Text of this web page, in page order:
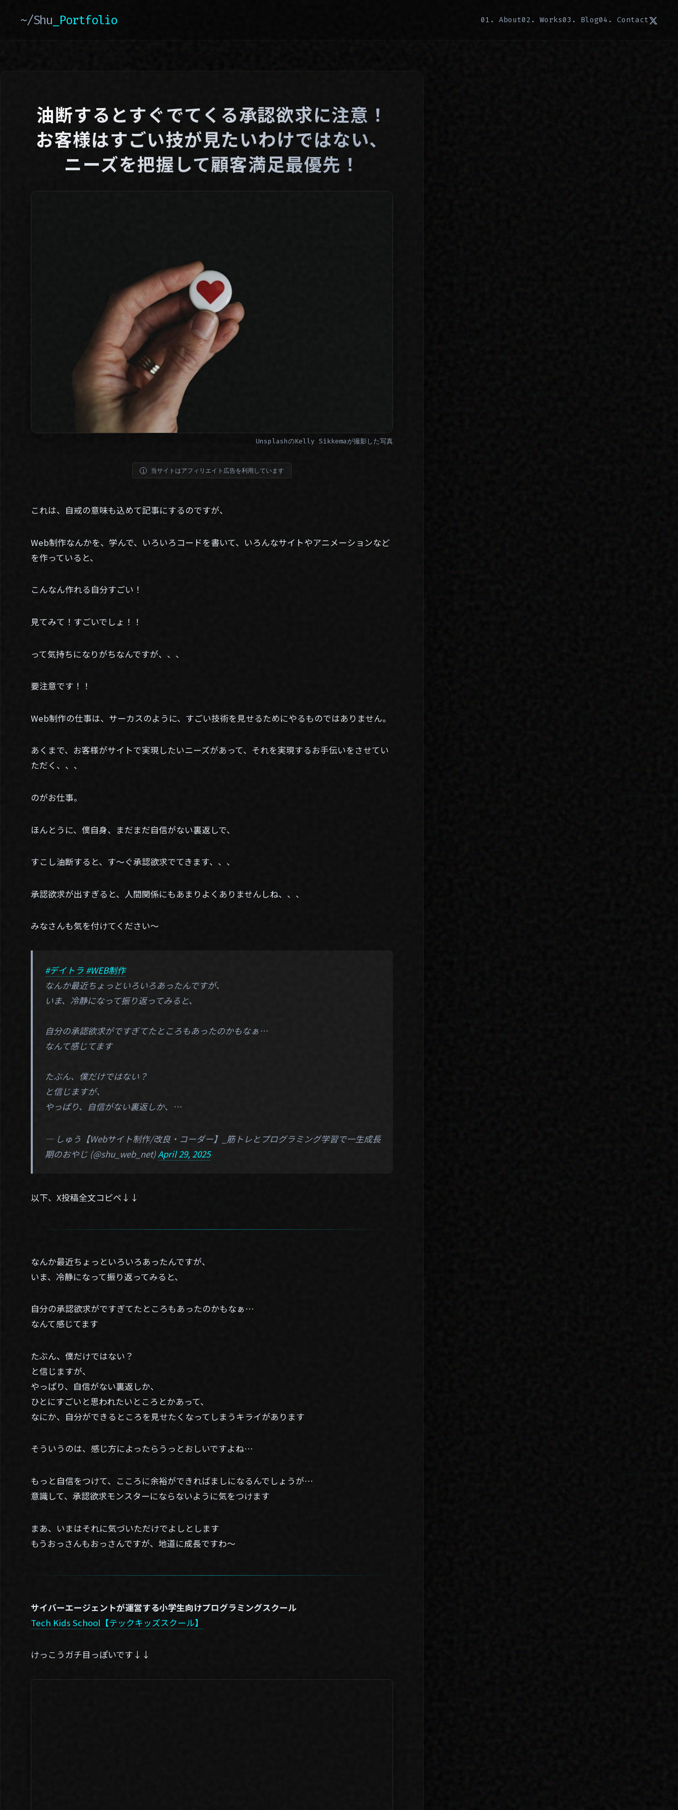
~/Shu _Portfolio 01. About02. Works03. Blog04. Contact
03. Blog
油断するとすぐでてくる承認欲求に注意！
お客様はすごい技が見たいわけではない、
ニーズを把握して顧客満足最優先！
UnsplashのKelly Sikkemaが撮影した写真
当サイトはアフィリエイト広告を利用しています
これは、自戒の意味も込めて記事にするのですが、
Web制作なんかを、学んで、いろいろコードを書いて、いろんなサイトやアニメーションなど
を作っていると、
こんなん作れる自分すごい！
見てみて！すごいでしょ！！
って気持ちになりがちなんですが、、、
要注意です！！
Web制作の仕事は、サーカスのように、すごい技術を見せるためにやるものではありません。
あくまで、お客様がサイトで実現したいニーズがあって、それを実現するお手伝いをさせてい
ただく、、、
のがお仕事。
ほんとうに、僕自身、まだまだ自信がない裏返しで、
すこし油断すると、す～ぐ承認欲求でてきます、、、
承認欲求が出すぎると、人間関係にもあまりよくありませんしね、、、
みなさんも気を付けてください～
#デイトラ #WEB制作
なんか最近ちょっといろいろあったんですが、
いま、冷静になって振り返ってみると、
自分の承認欲求がですぎてたところもあったのかもなぁ…
なんて感じてます
たぶん、僕だけではない？
と信じますが、
やっぱり、自信がない裏返しか、…
— しゅう【Webサイト制作/改良・コーダー】_筋トレとプログラミング学習で一生成長
期のおやじ (@shu_web_net)April 29, 2025
以下、X投稿全文コピペ↓↓
なんか最近ちょっといろいろあったんですが、
いま、冷静になって振り返ってみると、
自分の承認欲求がですぎてたところもあったのかもなぁ…
なんて感じてます
たぶん、僕だけではない？
と信じますが、
やっぱり、自信がない裏返しか、
ひとにすごいと思われたいところとかあって、
なにか、自分ができるところを見せたくなってしまうキライがあります
そういうのは、感じ方によったらうっとおしいですよね…
もっと自信をつけて、こころに余裕ができればましになるんでしょうが…
意識して、承認欲求モンスターにならないように気をつけます
まあ、いまはそれに気づいただけでよしとします
もうおっさんもおっさんですが、地道に成長ですわ～
サイバーエージェントが運営する小学生向けプログラミングスクール
Tech Kids School【テックキッズスクール】
けっこうガチ目っぽいです↓↓